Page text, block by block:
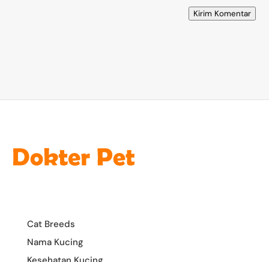
Kirim Komentar
Cat Breeds
Nama Kucing